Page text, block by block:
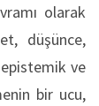
olarak
düşünce,
ve
bir ucu,